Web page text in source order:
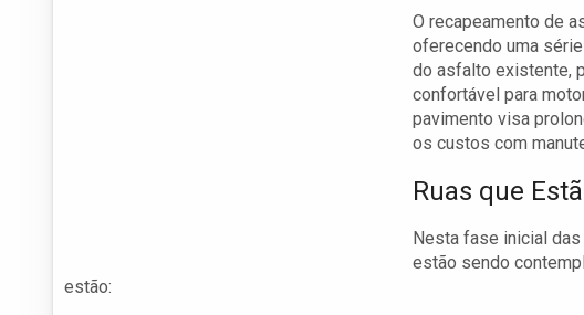
O recapeamento de
oferecendo uma
do asfalto existente,
confortável para
pavimento visa
os custos com
Ruas que
Nesta fase inicial
estão sendo
estão: